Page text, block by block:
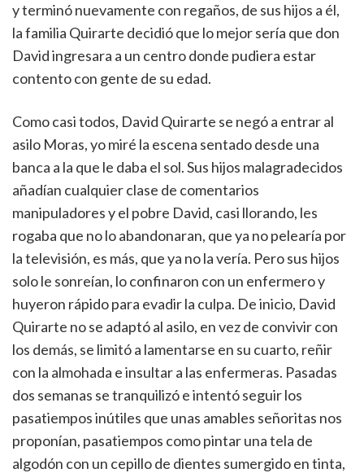
y terminó nuevamente con regaños, de sus hijos a él,
la familia Quirarte decidió que lo mejor sería que don
David ingresara a un centro donde pudiera estar
contento con gente de su edad.
Como casi todos, David Quirarte se negó a entrar al
asilo Moras, yo miré la escena sentado desde una
banca a la que le daba el sol. Sus hijos malagradecidos
añadían cualquier clase de comentarios
manipuladores y el pobre David, casi llorando, les
rogaba que no lo abandonaran, que ya no pelearía por
la televisión, es más, que ya no la vería. Pero sus hijos
solo le sonreían, lo confinaron con un enfermero y
huyeron rápido para evadir la culpa. De inicio, David
Quirarte no se adaptó al asilo, en vez de convivir con
los demás, se limitó a lamentarse en su cuarto, reñir
con la almohada e insultar a las enfermeras. Pasadas
dos semanas se tranquilizó e intentó seguir los
pasatiempos inútiles que unas amables señoritas nos
proponían, pasatiempos como pintar una tela de
algodón con un cepillo de dientes sumergido en tinta,